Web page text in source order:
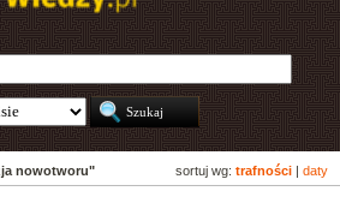
sortuj wg: trafności daty
nowotworu"